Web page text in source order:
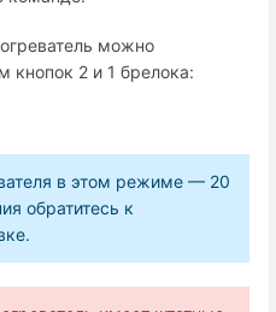
можно
кнопок 2 и 1 брелока:
в этом режиме — 20
обратитесь к